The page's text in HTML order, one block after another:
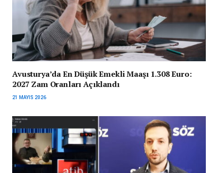
Avusturya’da En Düşük Emekli Maaşı 1.308 Euro:
2027 Zam Oranları Açıklandı
21 MAYIS 2026